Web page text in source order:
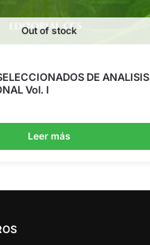
Out of stock
DE ANALISIS
Vol. I
Leer más